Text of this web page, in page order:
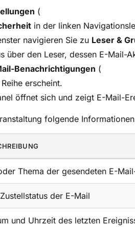
(
in der linken
navigieren Sie zu Leser &
über den Leser, dessen E-Mail-
Benachrichtigungen (
erscheint.
öffnet sich und zeigt E-Mail-
folgende
Thema der gesendeten E-
der E-Mail
und Uhrzeit des letzten